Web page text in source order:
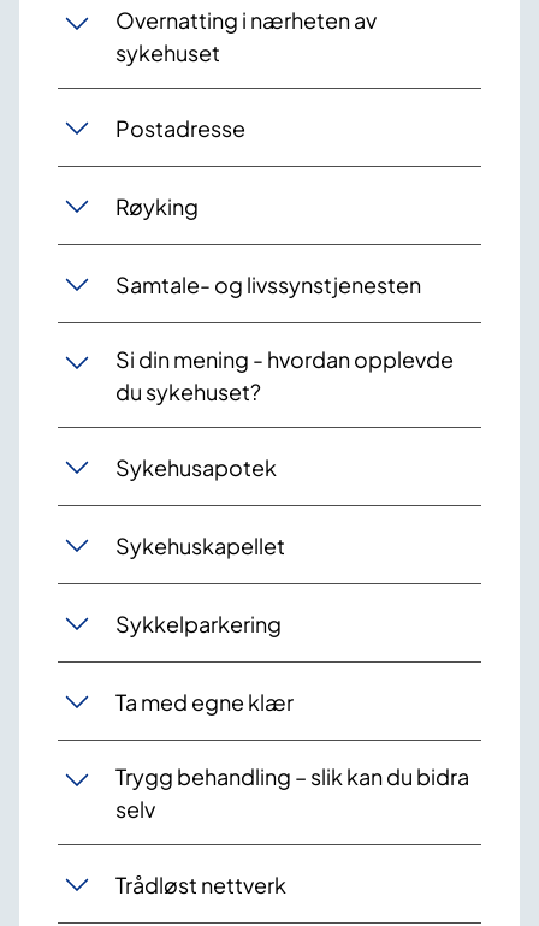
Overnatting i nærheten av
sykehuset
Postadresse
Røyking
Samtale- og livssynstjenesten
Si din mening - hvordan opplevde
du sykehuset?
Sykehusapotek
Sykehuskapellet
Sykkelparkering
Ta med egne klær
Trygg behandling – slik kan du bidra
selv
Trådløst nettverk